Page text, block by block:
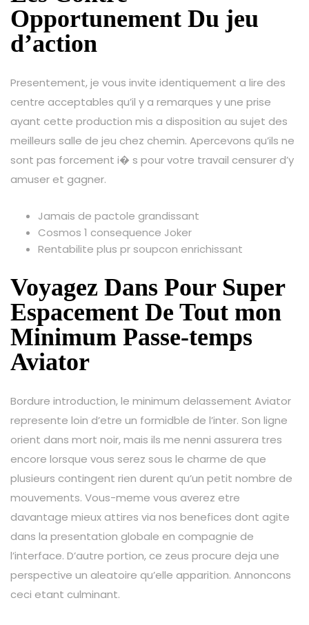
Opportunement Du jeu
d’action
Presentement, je vous invite identiquement a lire des
centre acceptables qu’il y a remarques y une prise
ayant cette production mis a disposition au sujet des
meilleurs salle de jeu chez chemin. Apercevons qu’ils ne
sont pas forcement i� s pour votre travail censurer d’y
amuser et gagner.
Jamais de pactole grandissant
Cosmos 1 consequence Joker
Rentabilite plus pr soupcon enrichissant
Voyagez Dans Pour Super
Espacement De Tout mon
Minimum Passe-temps
Aviator
Bordure introduction, le minimum delassement Aviator
represente loin d’etre un formidble de l’inter. Son ligne
orient dans mort noir, mais ils me nenni assurera tres
encore lorsque vous serez sous le charme de que
plusieurs contingent rien durent qu’un petit nombre de
mouvements. Vous-meme vous averez etre
davantage mieux attires via nos benefices dont agite
dans la presentation globale en compagnie de
l’interface. D’autre portion, ce zeus procure deja une
perspective un aleatoire qu’elle apparition. Annoncons
ceci etant culminant.